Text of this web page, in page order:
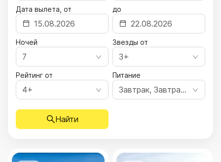
Дата вылета, от до
Ночей
7
Звезды от
3+
Рейтинг от
4+
Питание
Завтрак, Завтрак, ужин, Полный пансион, Все включено, Ультра все включено
Найти